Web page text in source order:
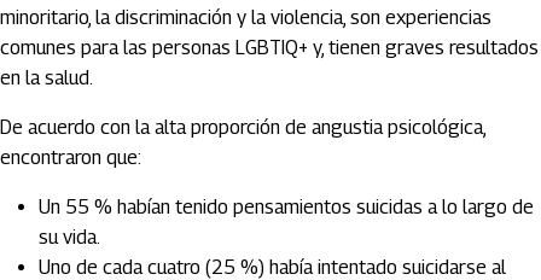
minoritario, la discriminación y la violencia, son experiencias
comunes para las personas LGBTIQ+ y, tienen graves resultados
en la salud.
De acuerdo con la alta proporción de angustia psicológica,
encontraron que:
Un 55 % habían tenido pensamientos suicidas a lo largo de
su vida.
Uno de cada cuatro (25 %) había intentado suicidarse al